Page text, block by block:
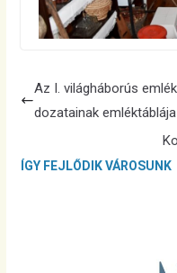
Az I. világháborús
dozatainak emléktáblája
ÍGY FEJLŐDIK VÁROSUNK